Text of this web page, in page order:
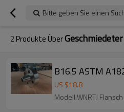
Bitte geben Sie einen
2 Produkte Über
B16.5 ASTM
US $18.8
Modell:WNRTJ